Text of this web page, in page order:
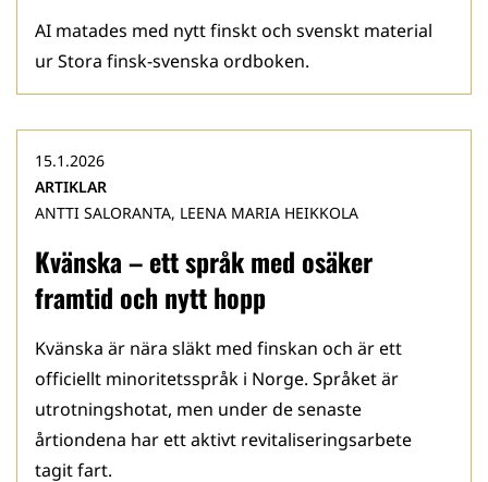
AI matades med nytt finskt och svenskt material
ur Stora finsk-svenska ordboken.
Kvänska – ett språk med osäker
framtid och nytt hopp
15.1.2026
ARTIKLAR
ANTTI SALORANTA, LEENA MARIA HEIKKOLA
Kvänska är nära släkt med finskan och är ett
officiellt minoritetsspråk i Norge. Språket är
utrotningshotat, men under de senaste
årtiondena har ett aktivt revitaliseringsarbete
tagit fart.